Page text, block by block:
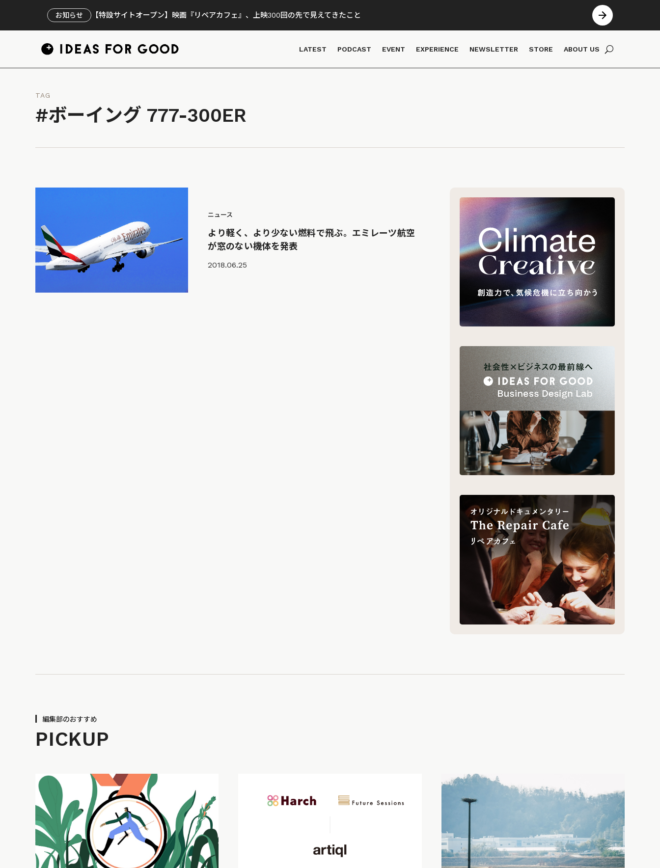
お知らせ 【特設サイトオープン】映画『リペアカフェ』、上映300回の先で見えてきたこと
LATEST PODCAST EVENT EXPERIENCE NEWSLETTER STORE ABOUT US
TAG
#ボーイング 777-300ER
ニュース
より軽く、より少ない燃料で飛ぶ。エミレーツ航空
が窓のない機体を発表
2018.06.25
編集部のおすすめ
PICKUP